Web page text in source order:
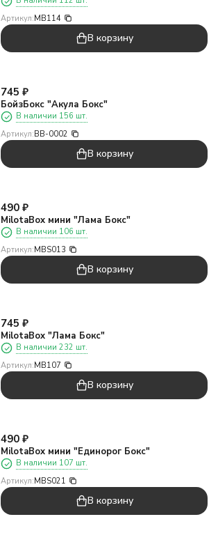
Артикул:MB114
В корзину
745 ₽
БойзБокс "Акула Бокс"
В наличии 156 шт.
Артикул:BB-0002
В корзину
490 ₽
MilotaBox мини "Лама Бокс"
В наличии 106 шт.
Артикул:MBS013
В корзину
745 ₽
MilotaBox "Лама Бокс"
В наличии 232 шт.
Артикул:MB107
В корзину
490 ₽
MilotaBox мини "Единорог Бокс"
В наличии 107 шт.
Артикул:MBS021
В корзину